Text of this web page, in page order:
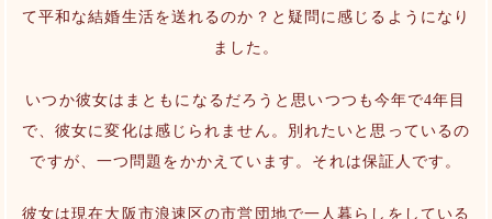
て平和な結婚生活を送れるのか？と疑問に感じるようになり
ました。
いつか彼女はまともになるだろうと思いつつも今年で4年目
で、彼女に変化は感じられません。別れたいと思っているの
ですが、一つ問題をかかえています。それは保証人です。
彼女は現在大阪市浪速区の市営団地で一人暮らしをしている